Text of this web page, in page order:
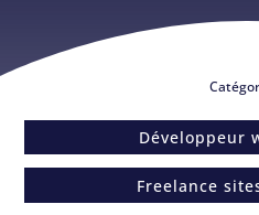
Développeur
Freelance